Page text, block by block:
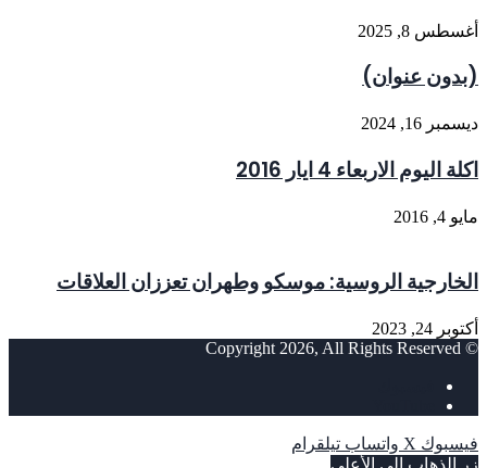
أغسطس 8, 2025
(بدون عنوان)
ديسمبر 16, 2024
اكلة اليوم الاربعاء 4 ايار 2016
مايو 4, 2016
الخارجية الروسية: موسكو وطهران تعززان العلاقات
أكتوبر 24, 2023
© Copyright 2026, All Rights Reserved
فيسبوك ‫X واتساب تيلقرام
زر الذهاب إلى الأعلى